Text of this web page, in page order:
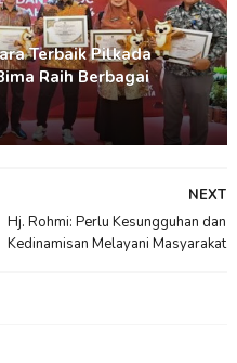
Terbaik Pilkada
Raih Berbagai
NEXT
Hj. Rohmi: Perlu Kesungguhan dan
Kedinamisan Melayani Masyarakat